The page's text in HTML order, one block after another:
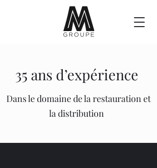
35 ans d’expérience
Dans le domaine de la restauration et
la distribution